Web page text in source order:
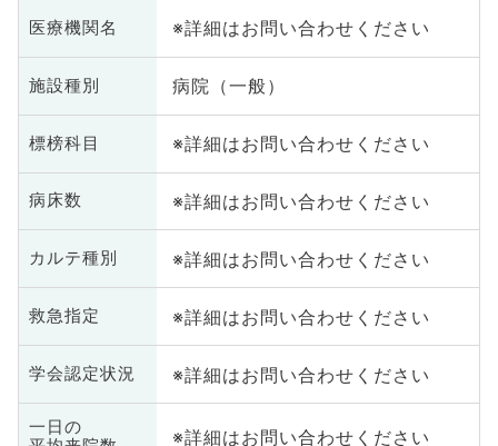
医療機関名 ※詳細はお問い合わせください
施設種別 病院（一般）
標榜科目 ※詳細はお問い合わせください
病床数 ※詳細はお問い合わせください
カルテ種別 ※詳細はお問い合わせください
救急指定 ※詳細はお問い合わせください
学会認定状況 ※詳細はお問い合わせください
一日の
※詳細はお問い合わせください